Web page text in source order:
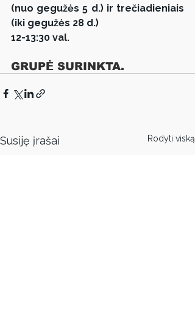
(nuo gegužės 5 d.) ir trečiadieniais
(iki gegužės 28 d.)
12-13:30 val.
GRUPĖ SURINKTA.
Susiję įrašai Rodyti viską